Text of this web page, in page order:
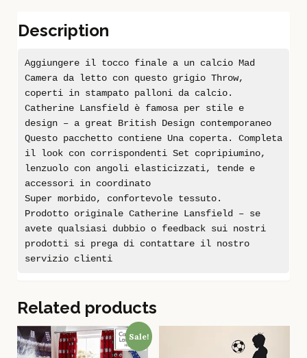
Description
Aggiungere il tocco finale a un calcio Mad
Camera da letto con questo grigio Throw,
coperti in stampato palloni da calcio.
Catherine Lansfield è famosa per stile e
design – a great British Design contemporaneo
Questo pacchetto contiene Una coperta. Completa
il look con corrispondenti Set copripiumino,
lenzuolo con angoli elasticizzati, tende e
accessori in coordinato
Super morbido, confortevole tessuto.
Prodotto originale Catherine Lansfield – se
avete qualsiasi dubbio o feedback sui nostri
prodotti si prega di contattare il nostro
servizio clienti
Related products
Sale!